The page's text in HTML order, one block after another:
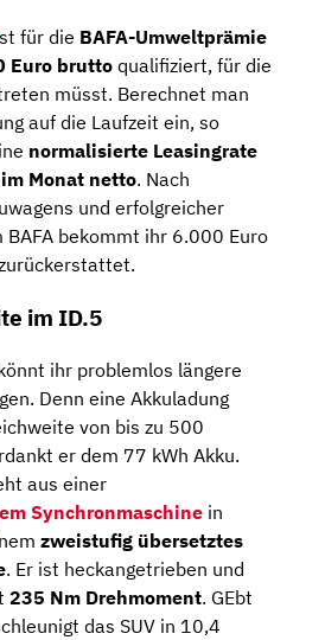
für die BAFA-Umweltprämie
Euro brutto qualifiziert, für die
müsst. Berechnet man
auf die Laufzeit ein, so
normalisierte Leasingrate
Monat netto. Nach
und erfolgreicher
BAFA bekommt ihr 6.000 Euro
im ID.5
ihr problemlos längere
Denn eine Akkuladung
von bis zu 500
er dem 77 kWh Akku.
aus einer
Synchronmaschine in
zweistufig übersetztes
. Er ist heckangetrieben und
235 Nm Drehmoment. GEbt
das SUV in 10,4